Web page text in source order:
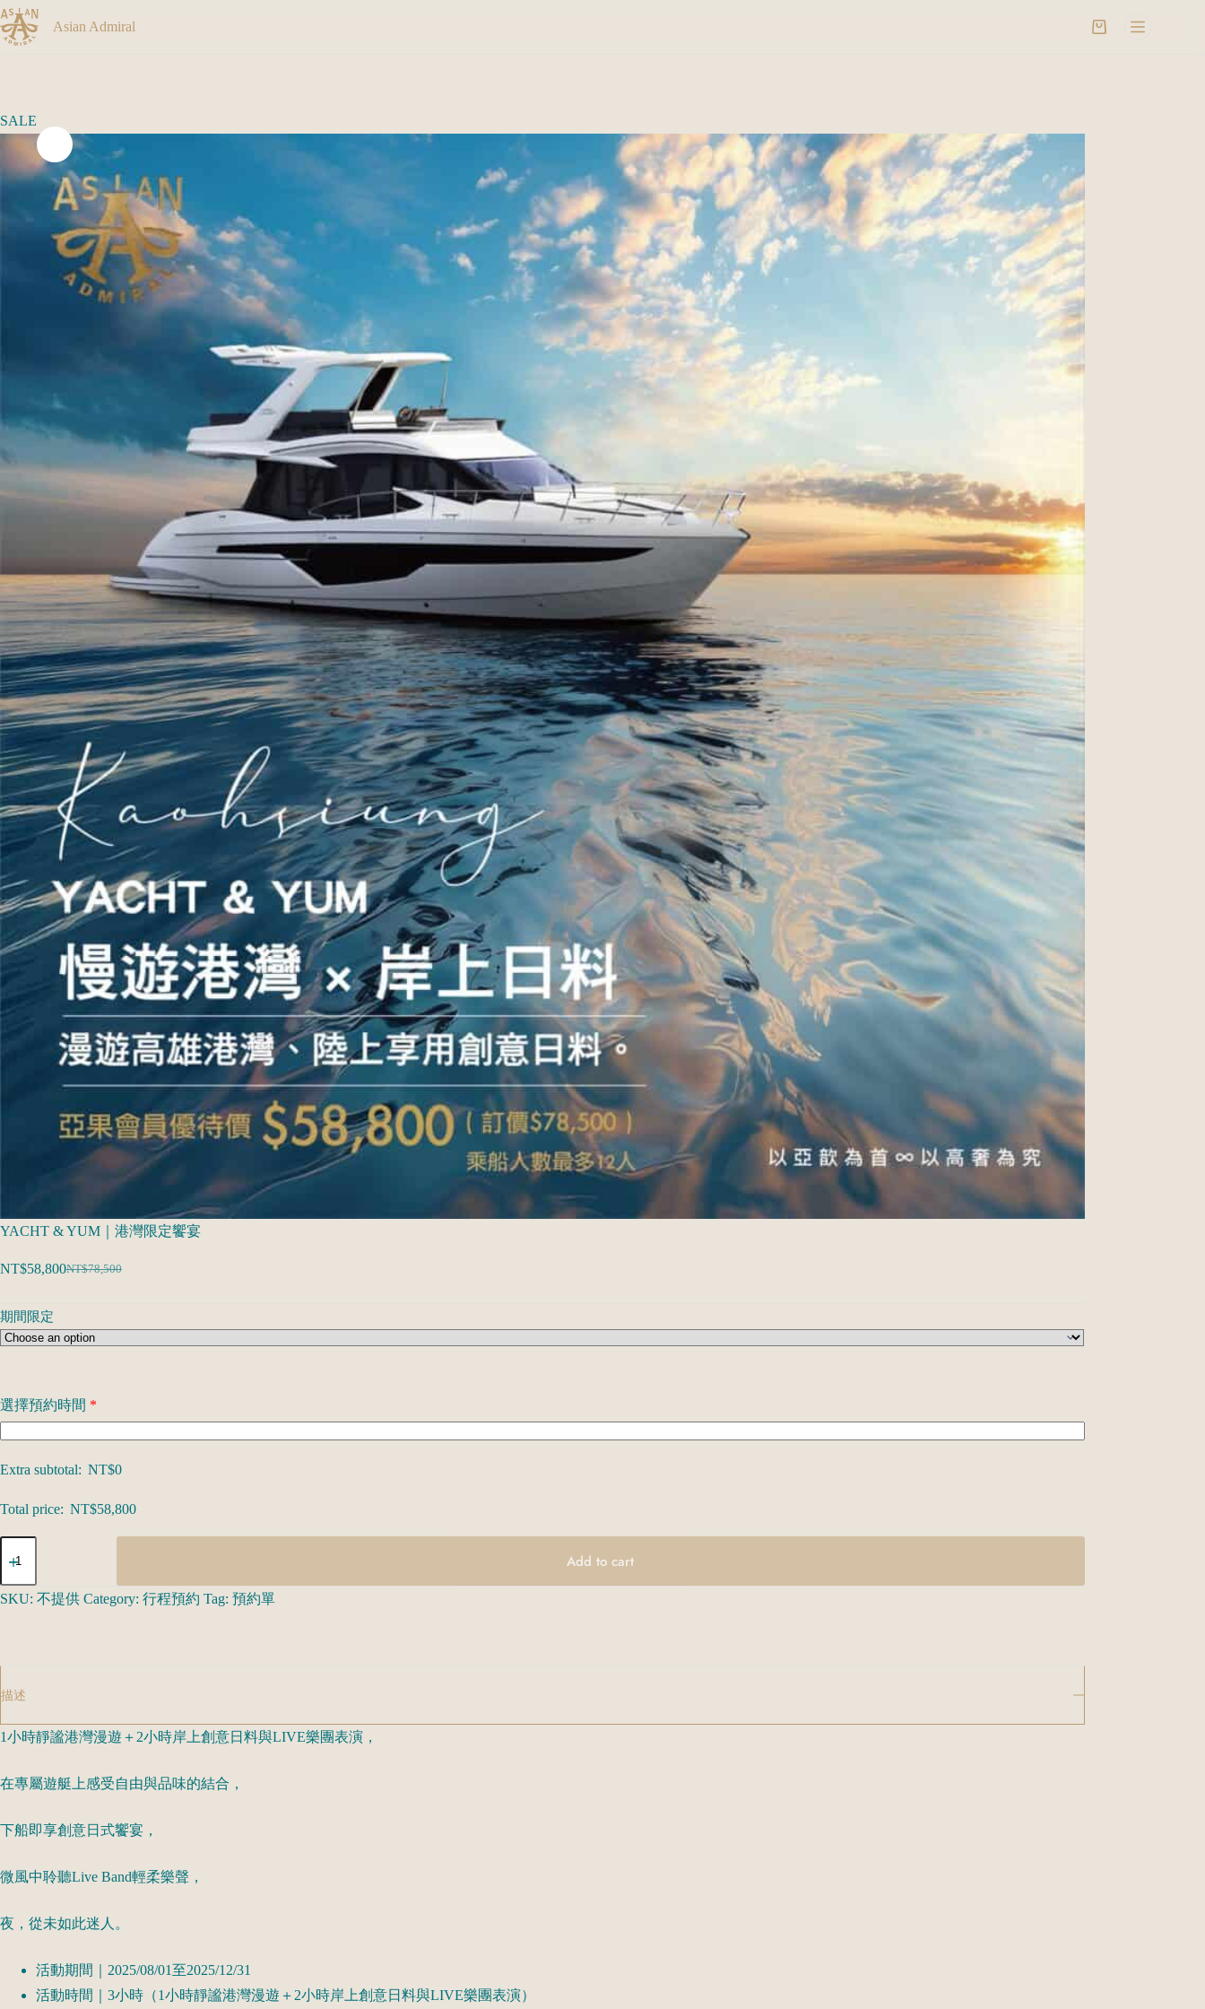
Asian Admiral
SALE
YACHT & YUM｜港灣限定饗宴
NT$78,500
NT$58,800
期間限定
選擇預約時間 *
Extra subtotal: NT$0
Total price: NT$58,800
Add to cart
A
r
n
v
:
SKU: 不提供 Category: 行程預約 Tag: 預約單
描述
1小時靜謐港灣漫遊＋2小時岸上創意日料與LIVE樂團表演，
在專屬遊艇上感受自由與品味的結合，
下船即享創意日式饗宴，
微風中聆聽Live Band輕柔樂聲，
夜，從未如此迷人。
活動期間｜2025/08/01至2025/12/31
活動時間｜3小時（1小時靜謐港灣漫遊＋2小時岸上創意日料與LIVE樂團表演）